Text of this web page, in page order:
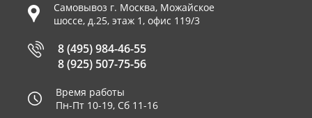
Самовывоз г. Москва, Можайское
шоссе, д.25, этаж 1, офис 119/3
8 (495) 984-46-55
8 (925) 507-75-56
Время работы
Пн-Пт 10-19, Сб 11-16